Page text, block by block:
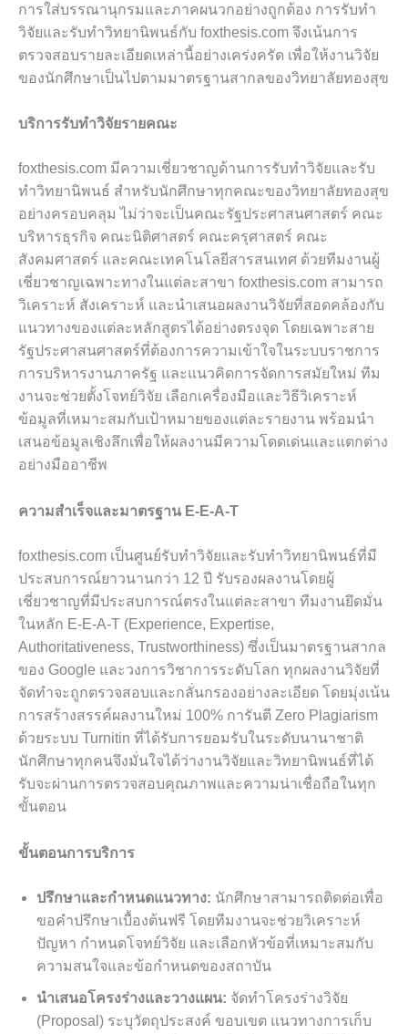
การใส่บรรณานุกรมและภาคผนวกอย่างถูกต้อง การรับทำ
วิจัยและรับทำวิทยานิพนธ์กับ foxthesis.com จึงเน้นการ
ตรวจสอบรายละเอียดเหล่านี้อย่างเคร่งครัด เพื่อให้งานวิจัย
ของนักศึกษาเป็นไปตามมาตรฐานสากลของวิทยาลัยทองสุข
บริการรับทำวิจัยรายคณะ
foxthesis.com มีความเชี่ยวชาญด้านการรับทำวิจัยและรับ
ทำวิทยานิพนธ์ สำหรับนักศึกษาทุกคณะของวิทยาลัยทองสุข
อย่างครอบคลุม ไม่ว่าจะเป็นคณะรัฐประศาสนศาสตร์ คณะ
บริหารธุรกิจ คณะนิติศาสตร์ คณะครุศาสตร์ คณะ
สังคมศาสตร์ และคณะเทคโนโลยีสารสนเทศ ด้วยทีมงานผู้
เชี่ยวชาญเฉพาะทางในแต่ละสาขา foxthesis.com สามารถ
วิเคราะห์ สังเคราะห์ และนำเสนอผลงานวิจัยที่สอดคล้องกับ
แนวทางของแต่ละหลักสูตรได้อย่างตรงจุด โดยเฉพาะสาย
รัฐประศาสนศาสตร์ที่ต้องการความเข้าใจในระบบราชการ
การบริหารงานภาครัฐ และแนวคิดการจัดการสมัยใหม่ ทีม
งานจะช่วยตั้งโจทย์วิจัย เลือกเครื่องมือและวิธีวิเคราะห์
ข้อมูลที่เหมาะสมกับเป้าหมายของแต่ละรายงาน พร้อมนำ
เสนอข้อมูลเชิงลึกเพื่อให้ผลงานมีความโดดเด่นและแตกต่าง
อย่างมืออาชีพ
ความสำเร็จและมาตรฐาน E-E-A-T
foxthesis.com เป็นศูนย์รับทำวิจัยและรับทำวิทยานิพนธ์ที่มี
ประสบการณ์ยาวนานกว่า 12 ปี รับรองผลงานโดยผู้
เชี่ยวชาญที่มีประสบการณ์ตรงในแต่ละสาขา ทีมงานยึดมั่น
ในหลัก E-E-A-T (Experience, Expertise,
Authoritativeness, Trustworthiness) ซึ่งเป็นมาตรฐานสากล
ของ Google และวงการวิชาการระดับโลก ทุกผลงานวิจัยที่
จัดทำจะถูกตรวจสอบและกลั่นกรองอย่างละเอียด โดยมุ่งเน้น
การสร้างสรรค์ผลงานใหม่ 100% การันตี Zero Plagiarism
ด้วยระบบ Turnitin ที่ได้รับการยอมรับในระดับนานาชาติ
นักศึกษาทุกคนจึงมั่นใจได้ว่างานวิจัยและวิทยานิพนธ์ที่ได้
รับจะผ่านการตรวจสอบคุณภาพและความน่าเชื่อถือในทุก
ขั้นตอน
ขั้นตอนการบริการ
ปรึกษาและกำหนดแนวทาง: นักศึกษาสามารถติดต่อเพื่อ
ขอคำปรึกษาเบื้องต้นฟรี โดยทีมงานจะช่วยวิเคราะห์
ปัญหา กำหนดโจทย์วิจัย และเลือกหัวข้อที่เหมาะสมกับ
ความสนใจและข้อกำหนดของสถาบัน
นำเสนอโครงร่างและวางแผน: จัดทำโครงร่างวิจัย
(Proposal) ระบุวัตถุประสงค์ ขอบเขต แนวทางการเก็บ